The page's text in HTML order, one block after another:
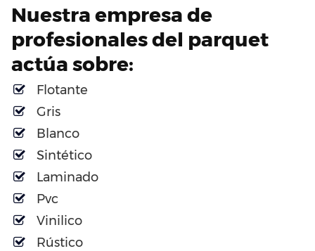
Nuestra empresa de
profesionales del parquet
actúa sobre:
Flotante
Gris
Blanco
Sintético
Laminado
Pvc
Vinilico
Rústico